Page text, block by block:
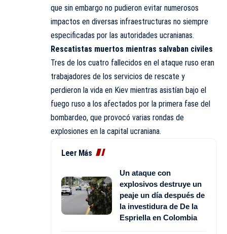
que sin embargo no pudieron evitar numerosos
impactos en diversas infraestructuras no siempre
especificadas por las autoridades ucranianas.
Rescatistas muertos mientras salvaban civiles
Tres de los cuatro fallecidos en el ataque ruso eran
trabajadores de los servicios de rescate y
perdieron la vida en Kiev mientras asistían bajo el
fuego ruso a los afectados por la primera fase del
bombardeo, que provocó varias rondas de
explosiones en la capital ucraniana.
Leer Más
Un ataque con
explosivos destruye un
peaje un día después de
la investidura de De la
Espriella en Colombia